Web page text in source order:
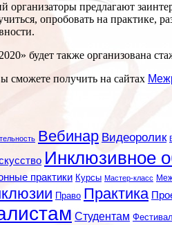
организаторы предлагают
опробовать на практике,
будет также организована
получить на сайтах
Вебинар Видеоролик
Инклюзивное
практики Курсы Мастер-класс
Право Практика
Студентам